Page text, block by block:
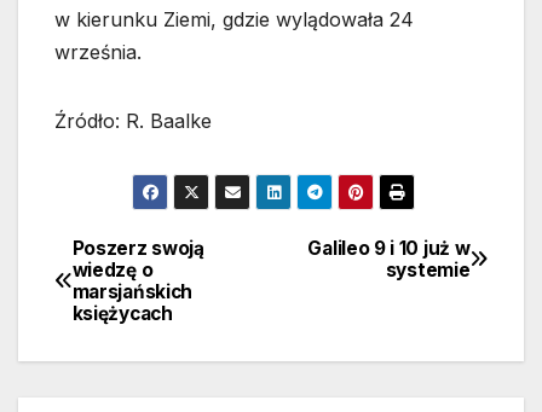
w kierunku Ziemi, gdzie wylądowała 24
września.
Źródło: R. Baalke
Nawigacja
wpisu
Galileo 9 i 10 już w
systemie
Poszerz swoją
wiedzę o
marsjańskich
księżycach